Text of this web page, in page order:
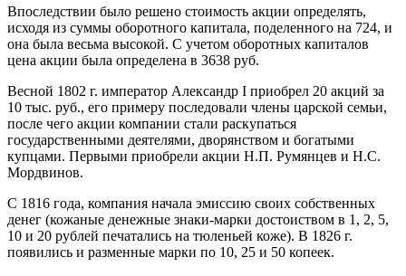
Впоследствии было решено стоимость акции определять,
исходя из суммы оборотного капитала, поделенного на 724, и
она была весьма высокой. С учетом оборотных капиталов
цена акции была определена в 3638 руб.
Весной 1802 г. император Александр I приобрел 20 акций за
10 тыс. руб., его примеру последовали члены царской семьи,
после чего акции компании стали раскупаться
государственными деятелями, дворянством и богатыми
купцами. Первыми приобрели акции Н.П. Румянцев и Н.С.
Мордвинов.
С 1816 года, компания начала эмиссию своих собственных
денег (кожаные денежные знаки-марки достоиством в 1, 2, 5,
10 и 20 рублей печатались на тюленьей коже). В 1826 г.
появились и разменные марки по 10, 25 и 50 копеек.